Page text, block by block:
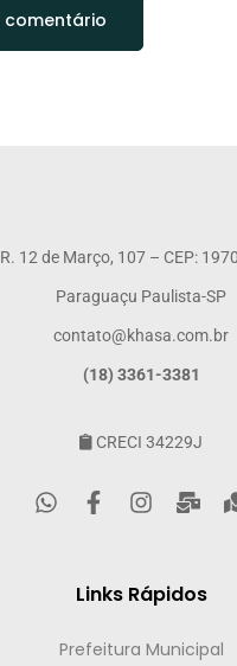
R. 12 de Março, 107 – CEP:
Paraguaçu Paulista-SP
contato@khasa.com.br
(18) 3361-3381
CRECI 34229J
Links Rápidos
Prefeitura Municipal